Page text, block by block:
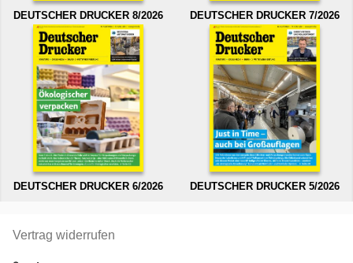
DEUTSCHER DRUCKER 8/2026 DEUTSCHER DRUCKER 7/2026
DEUTSCHER DRUCKER 6/2026 DEUTSCHER DRUCKER 5/2026
Vertrag widerrufen